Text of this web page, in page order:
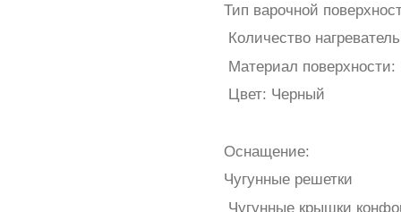
Тип варочной
Количество
Материал поверхности:
Цвет: Черный
Оснащение:
Чугунные решетки
Чугунные крышки